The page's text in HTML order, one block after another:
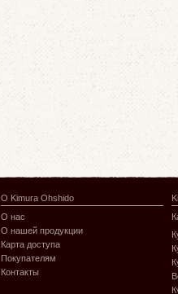
О Kimura Ohshido
О нас
О нашей продукции
Карта доступа
Покупателям
Контакты